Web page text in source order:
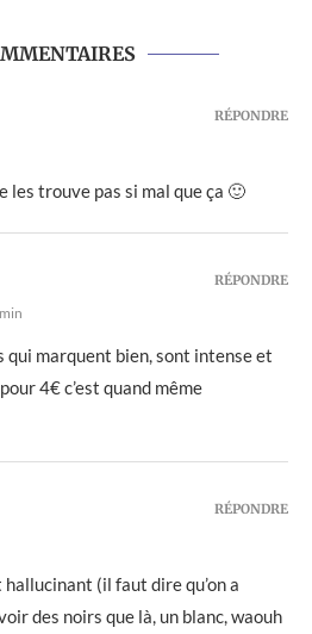
les trouve pas si mal que ça 🙂
RÉPONDRE
qui marquent bien, sont intense et
4€ c’est quand même
RÉPONDRE
(il faut dire qu’on a
des noirs que là, un blanc, waouh
RÉPONDRE